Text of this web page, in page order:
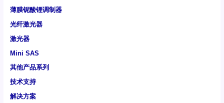
薄膜铌酸锂调制器
光纤激光器
激光器
Mini SAS
其他产品系列
技术支持
解决方案